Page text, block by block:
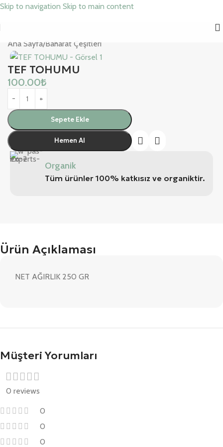
Skip to navigation Skip to main content
Ana Sayfa/Baharat Çeşitleri
TEF TOHUMU
100.00₺
Sepete Ekle
Hemen Al
Organik
Tüm ürünler 100% katkısız ve organiktir.
Ürün Açıklaması
NET AĞIRLIK 250 GR
Müşteri Yorumları
0 reviews
0
0
0